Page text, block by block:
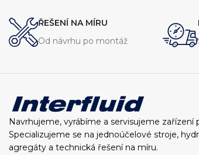
ŘEŠENÍ NA MÍRU
Od návrhu po montáž
Navrhujeme, vyrábíme a servisujeme zařízení
Specializujeme se na jednoúčelové stroje,
agregáty a technická řešení na míru.